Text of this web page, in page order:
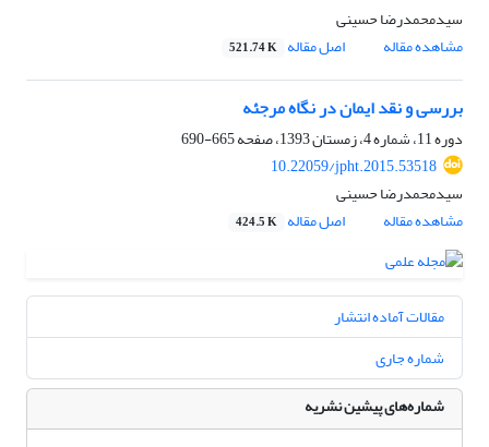
سیدمحمدرضا حسینی
مشاهده مقاله
اصل مقاله 521.74 K
بررسی و نقد ایمان در نگاه مرجئه
دوره 11، شماره 4، زمستان 1393، صفحه
665-690
10.22059/jpht.2015.53518
سیدمحمدرضا حسینی
مشاهده مقاله
اصل مقاله 424.5 K
مقالات آماده انتشار
شماره جاری
شماره‌های پیشین نشریه